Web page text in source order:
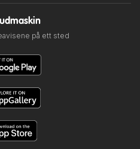
på ett sted